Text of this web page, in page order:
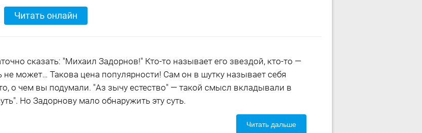
Читать онлайн
сказать: "Михаил Задорнов!" Кто-то называет его звездой, кто-то —
не может… Такова цена популярности! Сам он в шутку называет себя
о чем вы подумали. "Аз зычу естество" — такой смысл вкладывали в
Но Задорнову мало обнаружить эту суть.
Читать дальше